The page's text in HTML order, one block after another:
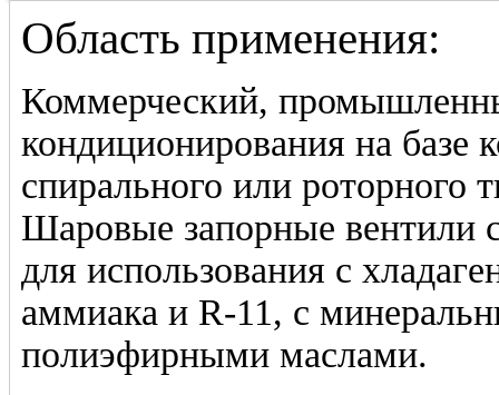
Область применения:
Коммерческий,
кондиционирования на базе
спирального или роторного
Шаровые запорные вентили
для использования с
аммиака и R-11, с
полиэфирными маслами.